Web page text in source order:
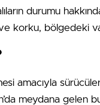
durumu
korku, bölgedeki
amacıyla
meydana gelen